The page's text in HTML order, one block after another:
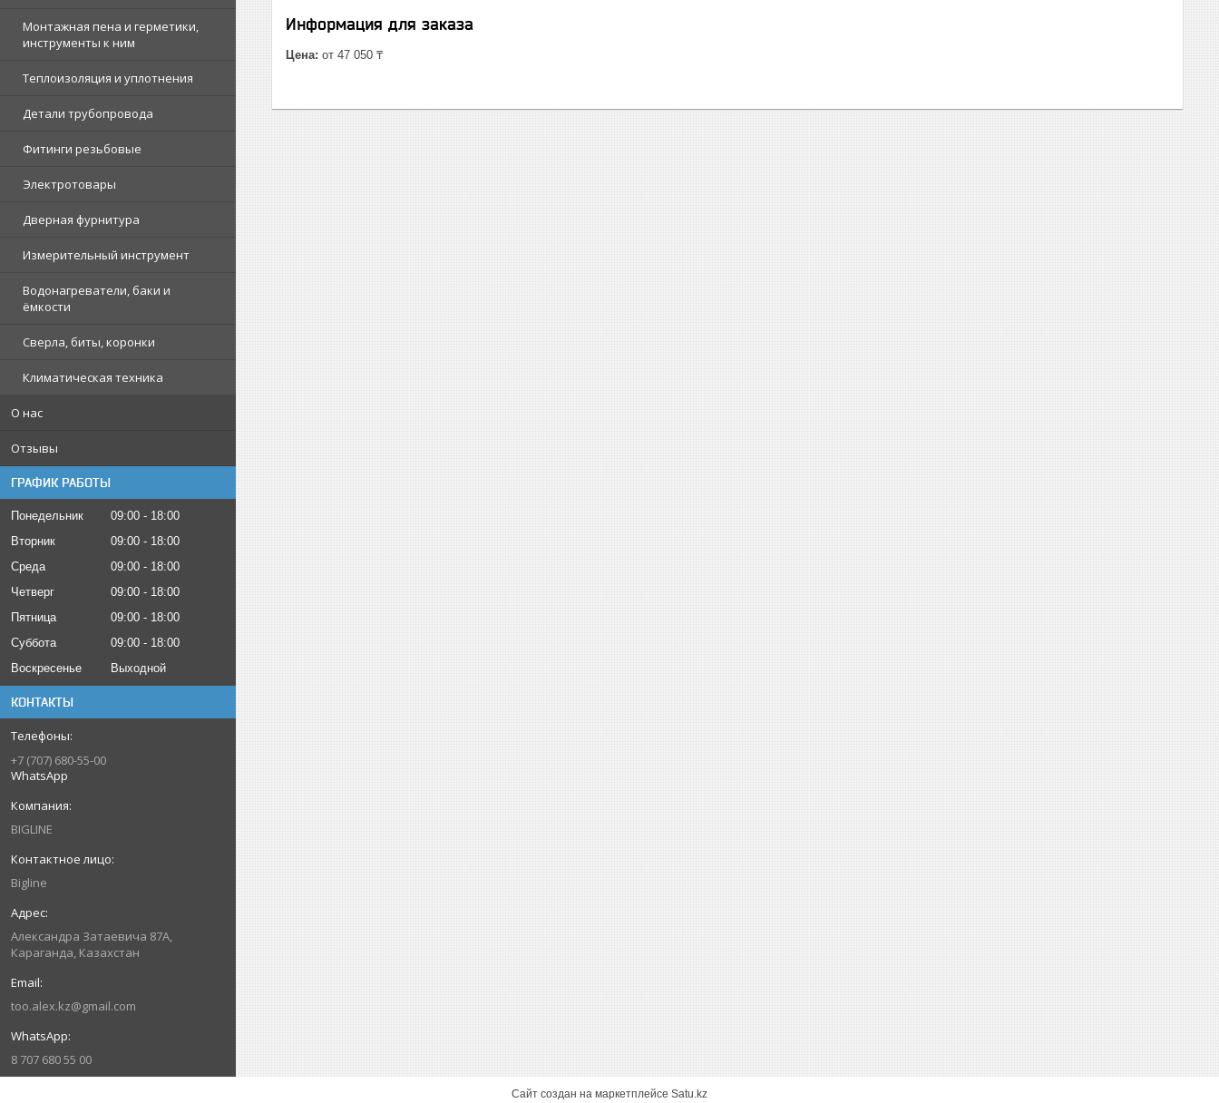
Монтажная пена и герметики,
инструменты к ним
Теплоизоляция и уплотнения
Детали трубопровода
Фитинги резьбовые
Электротовары
Дверная фурнитура
Измерительный инструмент
Водонагреватели, баки и
ёмкости
Сверла, биты, коронки
Климатическая техника
О нас
Отзывы
ГРАФИК РАБОТЫ
Понедельник 09:00
18:00
Вторник
09:00
18:00
Среда
09:00
18:00
Четверг
09:00
18:00
Пятница
09:00
18:00
Суббота
09:00
18:00
Воскресенье
Выходной
КОНТАКТЫ
+7 (707) 680-55-00
WhatsApp
BIGLINE
Bigline
Александра Затаевича 87А,
Караганда, Казахстан
too.alex.kz@gmail.com
8 707 680 55 00
Информация для заказа
Цена: от 47 050 ₸
Сайт создан на маркетплейсе Satu.kz